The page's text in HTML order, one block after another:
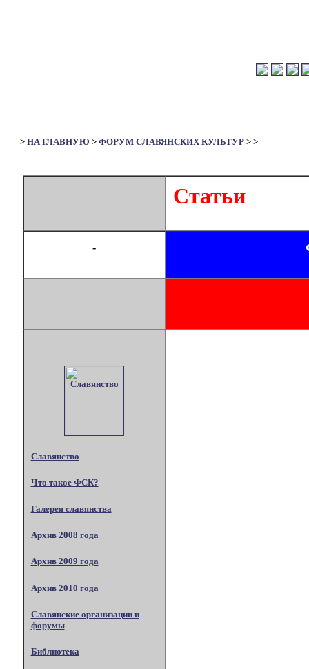
> НА ГЛАВНУЮ > ФОРУМ СЛАВЯНСКИХ КУЛЬТУР > >
Статьи
-
Славянство
Что такое ФСК?
Галерея славянства
Архив 2008 года
Архив 2009 года
Архив 2010 года
Славянские организации и
форумы
Библиотека